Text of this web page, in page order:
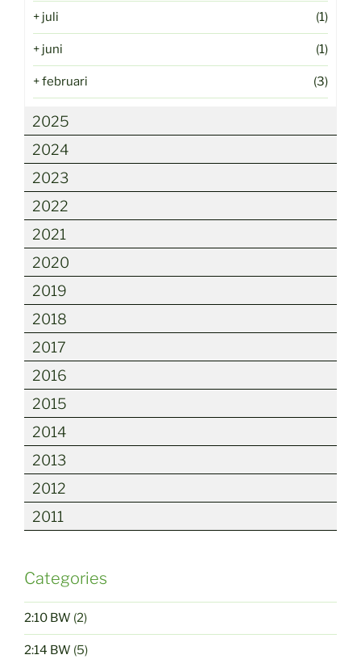
+ juli (1)
+ juni (1)
+februari (3)
2025
2024
2023
2022
2021
2020
2019
2018
2017
2016
2015
2014
2013
2012
2011
Categories
2:10 BW (2)
2:14 BW (5)